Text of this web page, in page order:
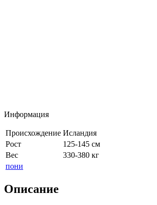
Информация
Происхождение Исландия
Рост
125-145 см
Вес
330-380 кг
пони
Описание